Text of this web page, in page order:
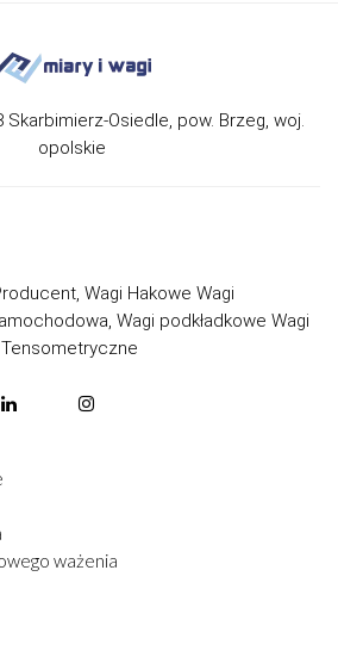
Skarbimierz-Osiedle, pow. Brzeg, woj.
opolskie
Wagi Hakowe Wagi
Wagi podkładkowe Wagi
ważenia